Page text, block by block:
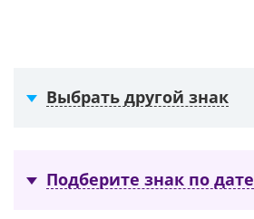
Выбрать другой знак
Подберите знак по дате